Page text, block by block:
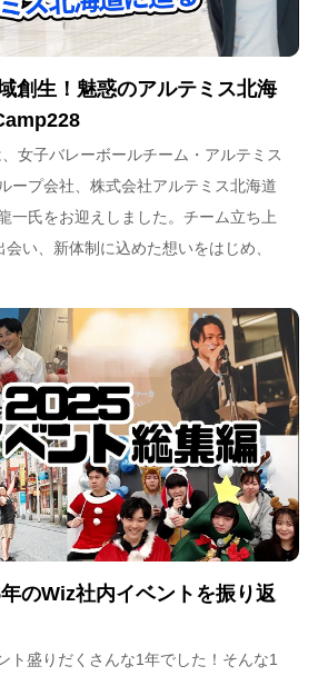
創生！魅惑のアルテミス北海
女子バレーボールチーム・アルテミス
ープ会社、株式会社アルテミス北海道
一氏をお迎えしました。チーム立ち上
い、新体制に込めた想いをはじめ、
ョンについて語っています。
年のWiz社内イベントを振り返
ト盛りだくさんな1年でした！そんな1